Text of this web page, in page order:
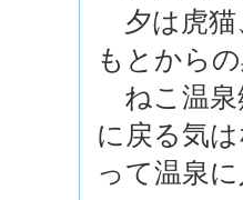
夕は虎猫
もとから
ねこ温泉
に戻る気
って温泉